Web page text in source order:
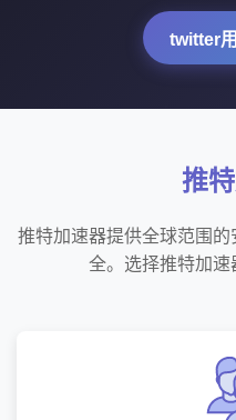
twitter
推
推特加速器提供全球范围
全。选择推特加速